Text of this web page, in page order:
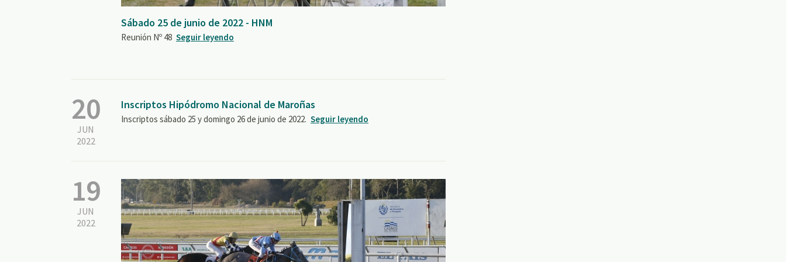
Sábado 25 de junio de 2022 - HNM
Reunión Nº 48 Seguir leyendo
20
JUN
2022
Inscriptos Hipódromo Nacional de Maroñas
Inscriptos sábado 25 y domingo 26 de junio de 2022. Seguir leyendo
19
JUN
2022